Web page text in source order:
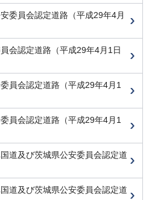
委員会認定道路（平成29年4月
会認定道路（平成29年4月1日
員会認定道路（平成29年4月1
員会認定道路（平成29年4月1
道及び茨城県公安委員会認定道
道及び茨城県公安委員会認定道